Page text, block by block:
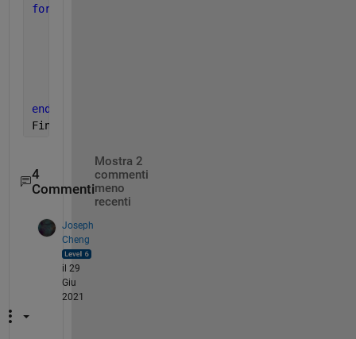
for
end
Final_Answer=[bhs cbs];
4
Commenti
Mostra 2
commenti
meno
recenti
Joseph
Cheng
il 29
Giu
2021